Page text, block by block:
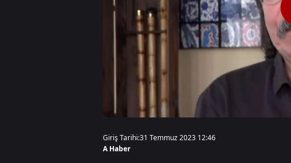
Giriş Tarihi:31 Temmuz 2023 12:46
A Haber